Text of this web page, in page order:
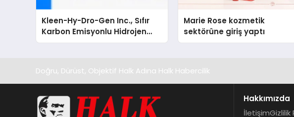
Kleen-Hy-Dro-Gen Inc., Sıfır
Karbon Emisyonlu Hidrojen
Isıtma Teknolojisinde ISO ve
Marie Rose kozmetik
sektörüne giriş yaptı
Doğru, Dürüst, Objektif Halk Adına Halk Habercilik
Hakkımızda
İletişimGizlilik